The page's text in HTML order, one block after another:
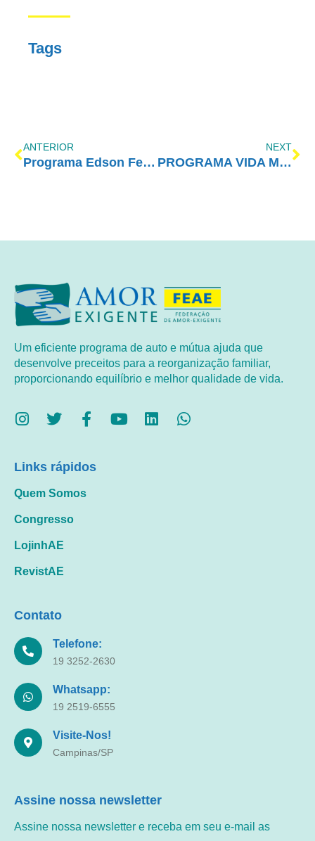
Tags
ANTERIOR
Programa Edson Ferrarini – Alcoolismo na Adolescência
NEXT
PROGRAMA VIDA MELHOR – REDEVIDA – 17/12/2018
Um eficiente programa de auto e mútua ajuda que
desenvolve preceitos para a reorganização familiar,
proporcionando equilíbrio e melhor qualidade de vida.
Links rápidos
Quem Somos
Congresso
LojinhAE
RevistAE
Contato
Telefone:
19 3252-2630
Whatsapp:
19 2519-6555
Visite-Nos!
Campinas/SP
Assine nossa newsletter
Assine nossa newsletter e receba em seu e-mail as